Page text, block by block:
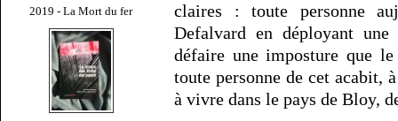
2019 - La Mort du fer
claires : toute personne
Defalvard en déployant
défaire une imposture que
toute personne de cet acabit,
à vivre dans le pays de Bloy,